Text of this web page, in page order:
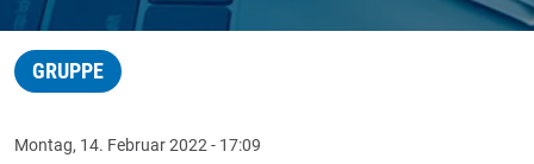
GRUPPE
Montag, 14. Februar 2022 - 17:09